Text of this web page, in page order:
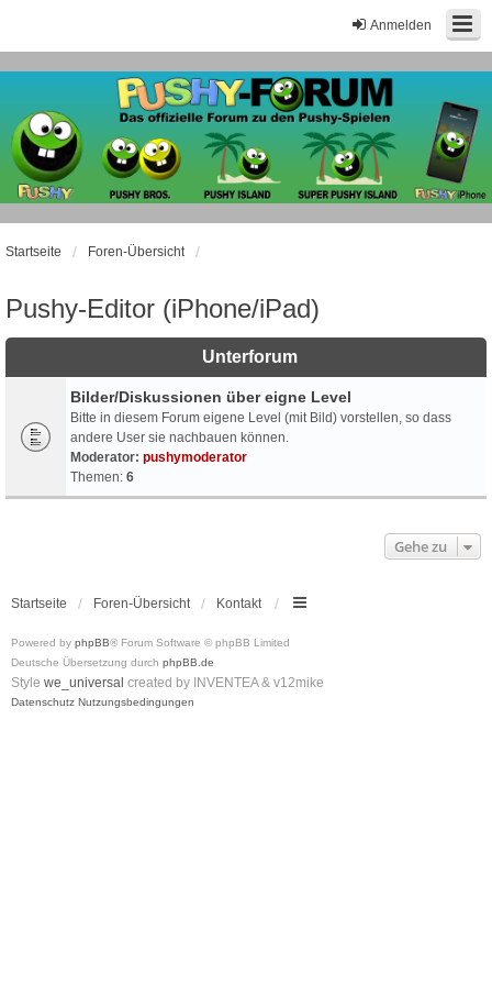
Anmelden
Startseite Foren-Übersicht
Pushy-Editor (iPhone/iPad)
Unterforum
Bilder/Diskussionen über eigne Level
Bitte in diesem Forum eigene Level (mit Bild) vorstellen, so dass
andere User sie nachbauen können.
Moderator: pushymoderator
Themen: 6
Gehe zu
Startseite Foren-Übersicht Kontakt
Powered by phpBB® Forum Software © phpBB Limited
Deutsche Übersetzung durch phpBB.de
Style we_universal created by INVENTEA & v12mike
Datenschutz Nutzungsbedingungen